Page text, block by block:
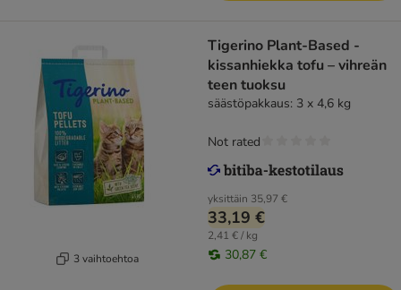
3 vaihtoehtoa
Tigerino Plant-Based -
kissanhiekka tofu – vihreän
teen tuoksu
säästöpakkaus: 3 x 4,6 kg
yksittäin 35,97 €
33,19 €
2,41 € / kg
30,87 €
Not rated